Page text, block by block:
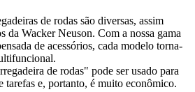
de rodas são diversas, assim
da Wacker Neuson. Com a nossa gama
de acessórios, cada modelo torna-
de rodas" pode ser usado para
tarefas e, portanto, é muito econômico.